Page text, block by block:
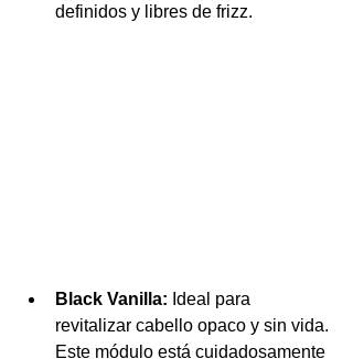
definidos y libres de frizz.
Black Vanilla: Ideal para
revitalizar cabello opaco y sin vida.
Este módulo está cuidadosamente